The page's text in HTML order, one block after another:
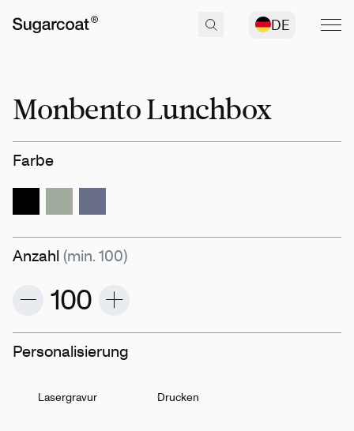
DE
Monbento Lunchbox
Farbe
Anzahl (min. 100)
Personalisierung
Lasergravur Drucken